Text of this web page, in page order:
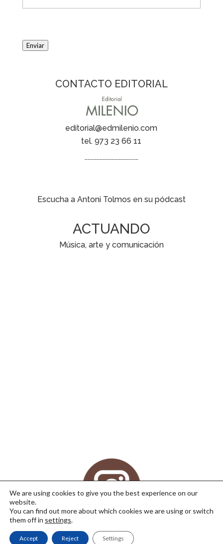
Enviar
CONTACTO EDITORIAL
editorial@edmilenio.com
tel. 973 23 66 11
Escucha a Antoni Tolmos en su pódcast
ACTUANDO
Música, arte y comunicación
We are using cookies to give you the best experience on our
website.
You can find out more about which cookies we are using or switch
them off in settings.
Accept Reject Settings